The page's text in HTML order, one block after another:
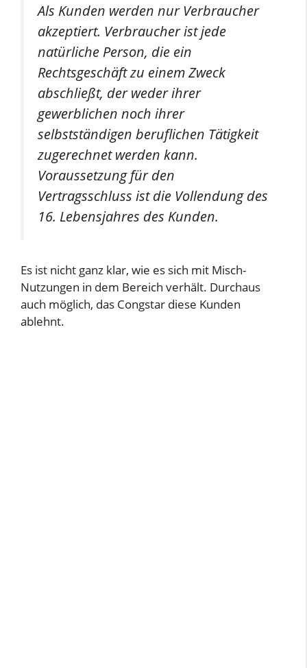
Als Kunden werden nur Verbraucher
akzeptiert. Verbraucher ist jede
natürliche Person, die ein
Rechtsgeschäft zu einem Zweck
abschließt, der weder ihrer
gewerblichen noch ihrer
selbstständigen beruflichen Tätigkeit
zugerechnet werden kann.
Voraussetzung für den
Vertragsschluss ist die Vollendung des
16. Lebensjahres des Kunden.
Es ist nicht ganz klar, wie es sich mit Misch-
Nutzungen in dem Bereich verhält. Durchaus
auch möglich, das Congstar diese Kunden
ablehnt.